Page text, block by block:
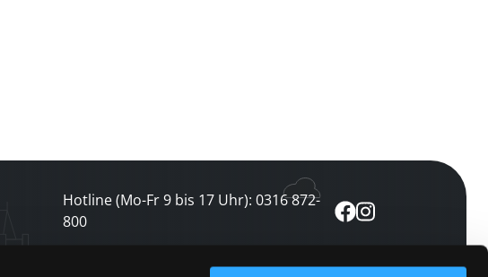
Hotline (Mo-Fr 9 bis 17 Uhr): 0316 872-
800